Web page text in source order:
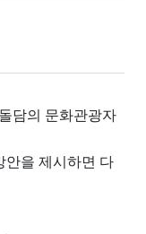
담의 문화관광자
안을 제시하면 다